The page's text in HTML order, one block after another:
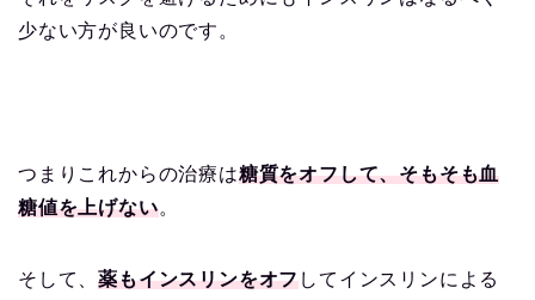
少ない方が良いのです。
つまりこれからの治療は糖質をオフして、そもそも血
糖値を上げない。
そして、薬もインスリンをオフしてインスリンによる